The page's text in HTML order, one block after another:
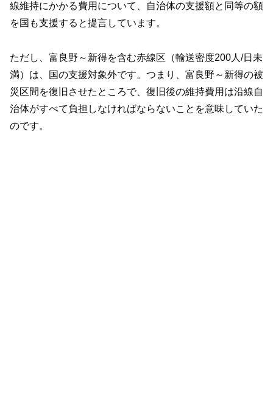
線維持にかかる費用について、自治体の支援額と同等の額
を国も支援すると提言しています。
ただし、富良野～新得を含む赤線区（輸送密度200人/日未
満）は、国の支援対象外です。つまり、富良野～新得の被
災区間を復旧させたところで、復旧後の維持費用は沿線自
治体がすべて負担しなければならないことを意味していた
のです。